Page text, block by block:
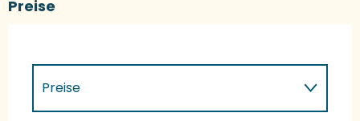
Preise
Preise